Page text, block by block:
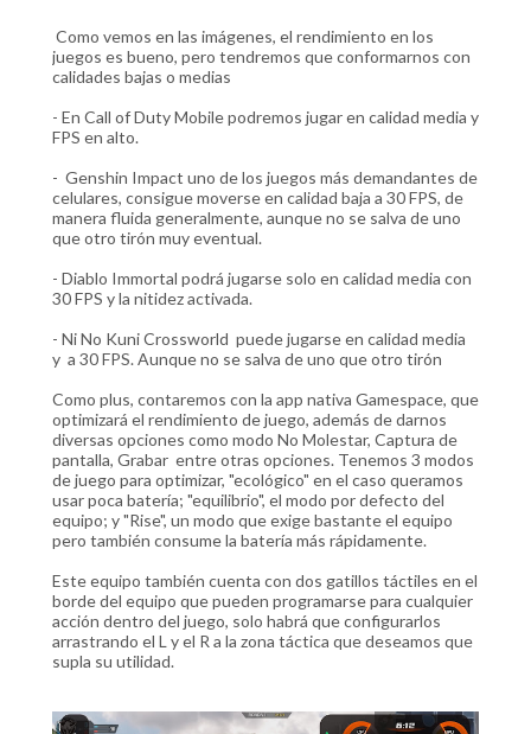
Como vemos en las imágenes, el rendimiento en los
juegos es bueno, pero tendremos que conformarnos con
calidades bajas o medias
- En Call of Duty Mobile podremos jugar en calidad media y
FPS en alto.
- Genshin Impact uno de los juegos más demandantes de
celulares, consigue moverse en calidad baja a 30 FPS, de
manera fluida generalmente, aunque no se salva de uno
que otro tirón muy eventual.
- Diablo Immortal podrá jugarse solo en calidad media con
30 FPS y la nitidez activada.
- Ni No Kuni Crossworld puede jugarse en calidad media
y a 30 FPS. Aunque no se salva de uno que otro tirón
Como plus, contaremos con la app nativa Gamespace, que
optimizará el rendimiento de juego, además de darnos
diversas opciones como modo No Molestar, Captura de
pantalla, Grabar entre otras opciones. Tenemos 3 modos
de juego para optimizar, "ecológico" en el caso queramos
usar poca batería; "equilibrio", el modo por defecto del
equipo; y "Rise", un modo que exige bastante el equipo
pero también consume la batería más rápidamente.
Este equipo también cuenta con dos gatillos táctiles en el
borde del equipo que pueden programarse para cualquier
acción dentro del juego, solo habrá que configurarlos
arrastrando el L y el R a la zona táctica que deseamos que
supla su utilidad.